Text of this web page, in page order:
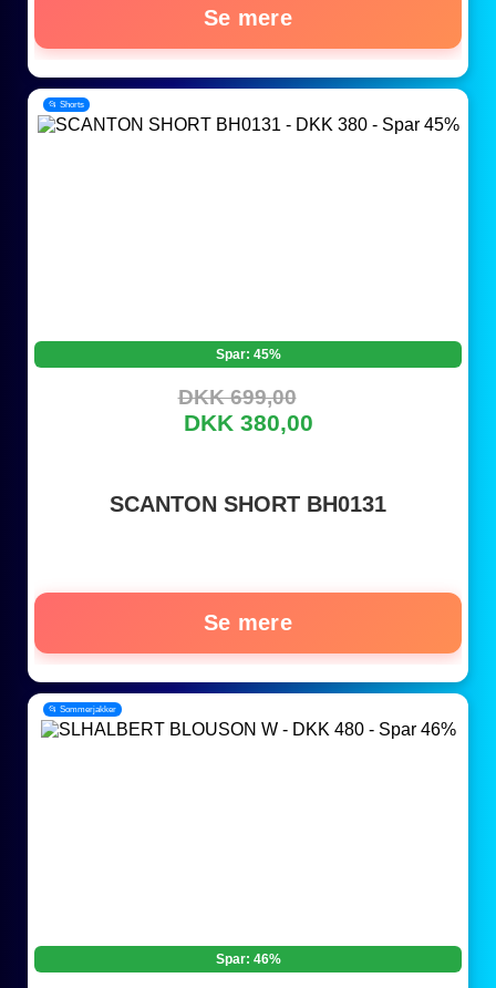
Se mere
📂 Shorts
Spar: 45%
DKK 699,00
DKK 380,00
SCANTON SHORT BH0131
Se mere
📂 Sommerjakker
Spar: 46%